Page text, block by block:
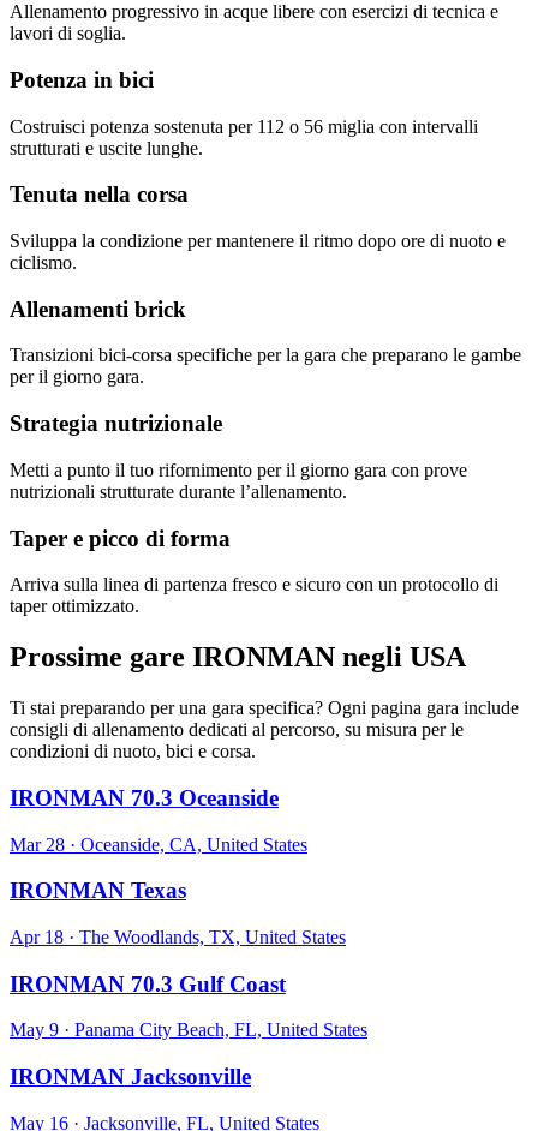
Allenamento progressivo in acque libere con esercizi di tecnica e
lavori di soglia.
Potenza in bici
Costruisci potenza sostenuta per 112 o 56 miglia con intervalli
strutturati e uscite lunghe.
Tenuta nella corsa
Sviluppa la condizione per mantenere il ritmo dopo ore di nuoto e
ciclismo.
Allenamenti brick
Transizioni bici-corsa specifiche per la gara che preparano le gambe
per il giorno gara.
Strategia nutrizionale
Metti a punto il tuo rifornimento per il giorno gara con prove
nutrizionali strutturate durante l’allenamento.
Taper e picco di forma
Arriva sulla linea di partenza fresco e sicuro con un protocollo di
taper ottimizzato.
Prossime gare IRONMAN negli USA
Ti stai preparando per una gara specifica? Ogni pagina gara include
consigli di allenamento dedicati al percorso, su misura per le
condizioni di nuoto, bici e corsa.
IRONMAN 70.3 Oceanside
Mar 28 · Oceanside, CA, United States
IRONMAN Texas
Apr 18 · The Woodlands, TX, United States
IRONMAN 70.3 Gulf Coast
May 9 · Panama City Beach, FL, United States
IRONMAN Jacksonville
May 16 · Jacksonville, FL, United States